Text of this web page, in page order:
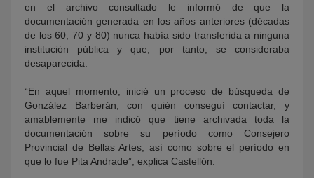
en el archivo consultado le informó de que la
documentación generada en los años anteriores (décadas
de los 60, 70 y 80) nunca había sido transferida a ninguna
institución pública y que, por tanto, se consideraba
desaparecida.
“En aquel momento, inicié un proceso de búsqueda de
González Barberán, con quién conseguí contactar, y
amablemente me indicó que tiene archivada toda la
documentación sobre su período como Consejero
Provincial de Bellas Artes, así como sobre el período en
que lo fue Pita Andrade”, explica Castellón.